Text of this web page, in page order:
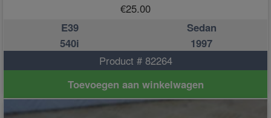
€25.00
E39
Sedan
540i
1997
Product # 82264
Toevoegen aan winkelwagen